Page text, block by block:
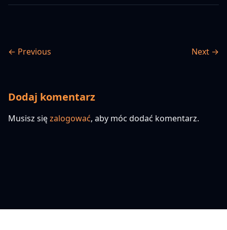
← Previous Next →
Dodaj komentarz
Musisz sięzalogować, aby móc dodać komentarz.